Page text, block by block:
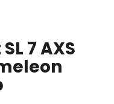
7 AXS